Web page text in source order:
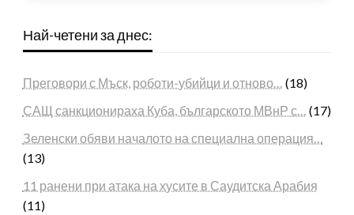
Най-четени за днес:
Преговори с Мъск, роботи-убийци и отново… (18)
САЩ санкционираха Куба, българското МВнР с… (17)
Зеленски обяви началото на специална операция…
(13)
11 ранени при атака на хусите в Саудитска Арабия
(11)